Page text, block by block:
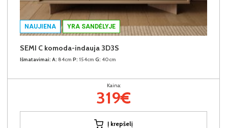
NAUJIENA YRA SANDĖLYJE
SEMI C komoda-indauja 3D3S
Išmatavimai: A: 84cm P: 154cm G: 40cm
Kaina:
319€
Į krepšelį